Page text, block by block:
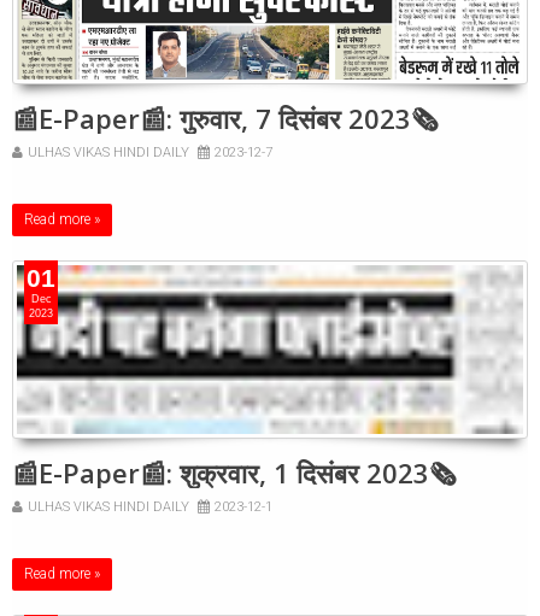
📰E-Paper📰: गुरुवार, 7 दिसंबर 2023🗞
ULHAS VIKAS HINDI DAILY 2023-12-7
Read more »
01
Dec
2023
📰E-Paper📰: शुक्रवार, 1 दिसंबर 2023🗞
ULHAS VIKAS HINDI DAILY 2023-12-1
Read more »